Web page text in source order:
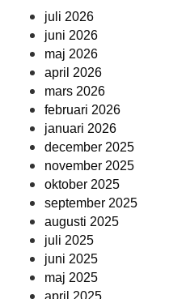
juli 2026
juni 2026
maj 2026
april 2026
mars 2026
februari 2026
januari 2026
december 2025
november 2025
oktober 2025
september 2025
augusti 2025
juli 2025
juni 2025
maj 2025